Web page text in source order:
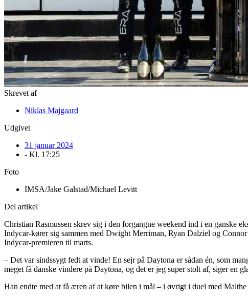
Skrevet af
Niklas Majgaard
Udgivet
31 januar 2024
- Kl. 17:25
Foto
IMSA/Jake Galstad/Michael Levitt
Del artikel
Christian Rasmussen skrev sig i den forgangne weekend ind i en ganske
Indycar-kører sig sammen med Dwight Merriman, Ryan Dalziel og
Indycar-premieren til marts.
– Det var sindssygt fedt at vinde! En sejr på Daytona er sådan én, som
meget få danske vindere på Daytona, og det er jeg super stolt af, siger en
Han endte med at få æren af at køre bilen i mål – i øvrigt i duel med